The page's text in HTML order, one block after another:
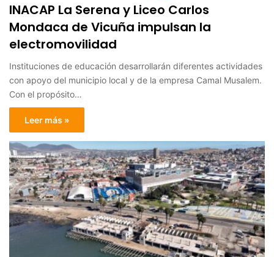
INACAP La Serena y Liceo Carlos
Mondaca de Vicuña impulsan la
electromovilidad
Instituciones de educación desarrollarán diferentes actividades
con apoyo del municipio local y de la empresa Camal Musalem.
Con el propósito…
Leer más »